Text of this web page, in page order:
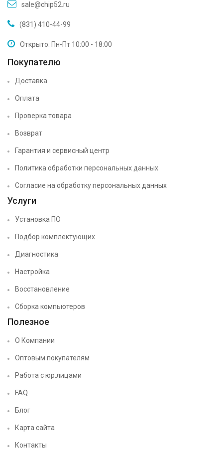
sale@chip52.ru
(831) 410-44-99
Открыто: Пн-Пт 10:00 - 18:00
Покупателю
Доставка
Оплата
Проверка товара
Возврат
Гарантия и сервисный центр
Политика обработки персональных данных
Согласие на обработку персональных данных
Услуги
Установка ПО
Подбор комплектующих
Диагностика
Настройка
Восстановление
Сборка компьютеров
Полезное
О Компании
Оптовым покупателям
Работа с юр.лицами
FAQ
Блог
Карта сайта
Контакты